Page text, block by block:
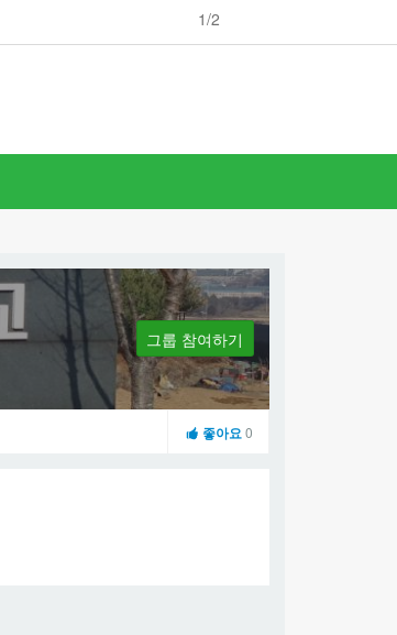
1/2
그룹 참여하기
좋아요0